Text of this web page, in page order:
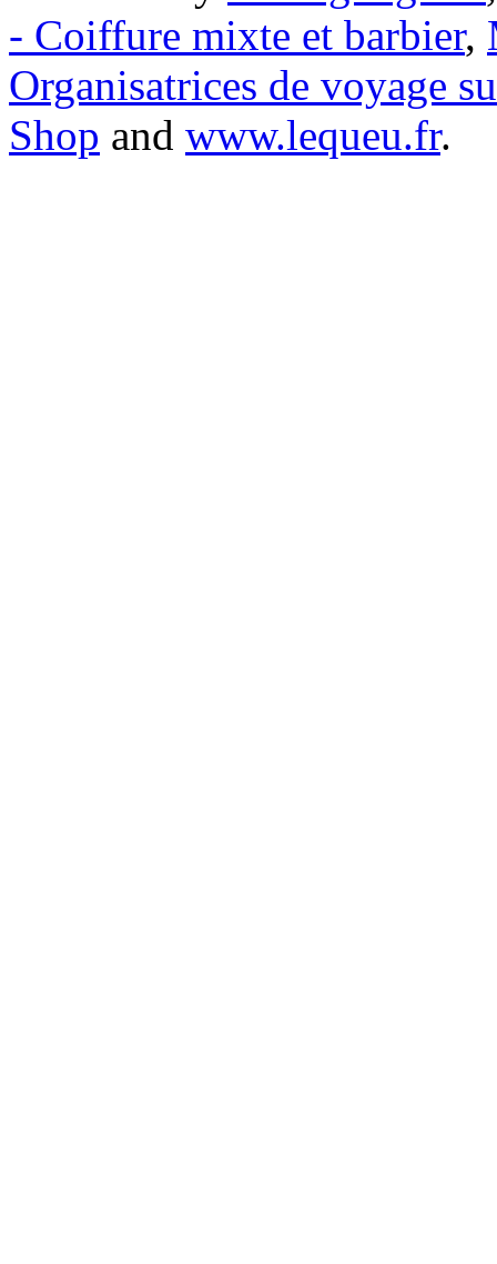
- Coiffure mixte et barbier,
Organisatrices de voyage
Shop and www.lequeu.fr.